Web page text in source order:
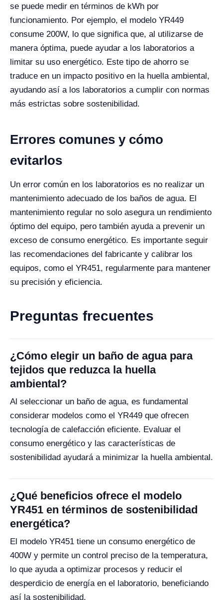
se puede medir en términos de kWh por
funcionamiento. Por ejemplo, el modelo YR449
consume 200W, lo que significa que, al utilizarse de
manera óptima, puede ayudar a los laboratorios a
limitar su uso energético. Este tipo de ahorro se
traduce en un impacto positivo en la huella ambiental,
ayudando así a los laboratorios a cumplir con normas
más estrictas sobre sostenibilidad.
Errores comunes y cómo
evitarlos
Un error común en los laboratorios es no realizar un
mantenimiento adecuado de los baños de agua. El
mantenimiento regular no solo asegura un rendimiento
óptimo del equipo, pero también ayuda a prevenir un
exceso de consumo energético. Es importante seguir
las recomendaciones del fabricante y calibrar los
equipos, como el YR451, regularmente para mantener
su precisión y eficiencia.
Preguntas frecuentes
¿Cómo elegir un baño de agua para
tejidos que reduzca la huella
ambiental?
Al seleccionar un baño de agua, es fundamental
considerar modelos como el YR449 que ofrecen
tecnología de calefacción eficiente. Evaluar el
consumo energético y las características de
sostenibilidad ayudará a minimizar la huella ambiental.
¿Qué beneficios ofrece el modelo
YR451 en términos de sostenibilidad
energética?
El modelo YR451 tiene un consumo energético de
400W y permite un control preciso de la temperatura,
lo que ayuda a optimizar procesos y reducir el
desperdicio de energía en el laboratorio, beneficiando
así la sostenibilidad.